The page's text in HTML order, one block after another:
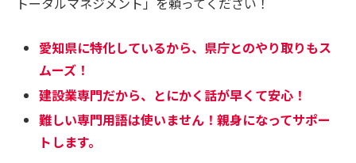
愛知県に特化しているから、県庁とのやり取りもス
ムーズ！
建設業専門だから、とにかく話が早くて安心！
難しい専門用語は使いません！親身になってサポー
トします。